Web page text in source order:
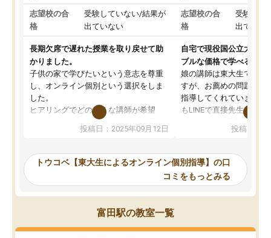
志望校の合
格
受験していない/結果が
出ていない
長期欠席で遅れた授業を取り戻せて助
かりました。
子供の家で学びたいという意志を尊重
し、オンライン個別という選択をしま
した。
ヒアリングでどのような講師が希望
か、オプションは付帯するかなど選ぶ
事が出来ました。
ーティングを行い、その講師で良いか
見てから講師を決定する事ができま
す。
うちの子は、初回面談の講師の方で決
投稿日：2025年09月12日
志望校の合
格
受験して
出ていな
自宅で現役国公立大学生
ブルな価格で学べる
娘の講師は東大生では無
すが、お薦めの問題集や
指導してくれています。
もLINEで直接先生に質問
めれるので、個人に合
いなのがあり(有料)、受
ことをどんなスケジュー
くか相談したのですが、
ち期待したものではなく
くなってきたようなので
投稿日：
トウコベ【東大生によるオンライン個別指導】の口
コミをもっとみる
富田駅の教室一覧